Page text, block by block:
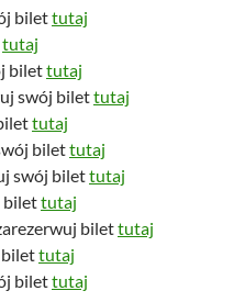
bilettutaj
tutaj
bilettutaj
swój bilettutaj
tutaj
bilettutaj
swój bilettutaj
bilettutaj
bilettutaj
bilettutaj
bilettutaj